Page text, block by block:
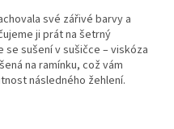
své zářivé barvy a
ji prát na šetrný
se sušení v sušičce – viskóza
na ramínku, což vám
následného žehlení.